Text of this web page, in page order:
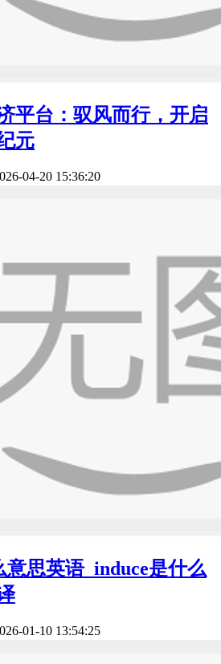
平台：驭风而行，开启
元
04-20 15:36:20
思英语_induce是什么
01-10 13:54:25